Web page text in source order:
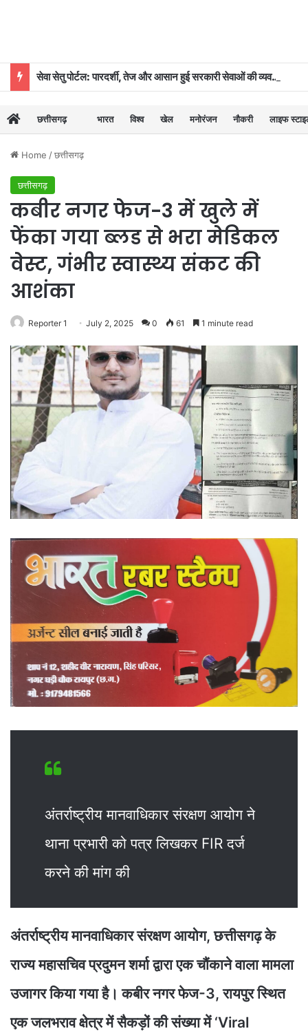
सेवा सेतु पोर्टल: पारदर्शी, तेज और आसान हुई सरकारी सेवाओं की व्यवस्था
छत्तीसगढ़ भारत विश्व खेल मनोरंजन नौकरी लाइफ
Home /छत्तीसगढ़
छत्तीसगढ़
कबीर नगर फेज-3 में खुले में
फेंका गया ब्लड से भरा मेडिकल
वेस्ट, गंभीर स्वास्थ्य संकट की
आशंका
Reporter 1 July 2, 2025 0 61 1 minute read
अंतर्राष्ट्रीय मानवाधिकार संरक्षण आयोग ने
थाना प्रभारी को पत्र लिखकर FIR दर्ज
करने की मांग की
अंतर्राष्ट्रीय मानवाधिकार संरक्षण आयोग, छत्तीसगढ़ के
राज्य महासचिव प्रदुमन शर्मा द्वारा एक चौंकाने वाला मामला
उजागर किया गया है। कबीर नगर फेज-3, रायपुर स्थित
एक जलभराव क्षेत्र में सैकड़ों की संख्या में ‘Viral